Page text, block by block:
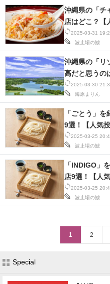
2025-03-31
波止場の鯱
沖縄県の「
店はどこ？【
2025-03-30
海原まりん
沖縄県の「
高だと思うの
2025-03-25
波止場の鯱
「ごとう」
9選！【人気
2025-03-25
波止場の鯱
「INDIGO」
店9選！【人
1 2
Special